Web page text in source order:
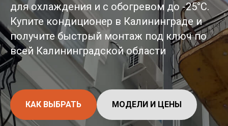
для охлаждения и с обогревом до -25°С.
Купите кондиционер в Калининграде и
получите быстрый монтаж под ключ по
всей Калининградской области
КАК ВЫБРАТЬ МОДЕЛИ И ЦЕНЫ